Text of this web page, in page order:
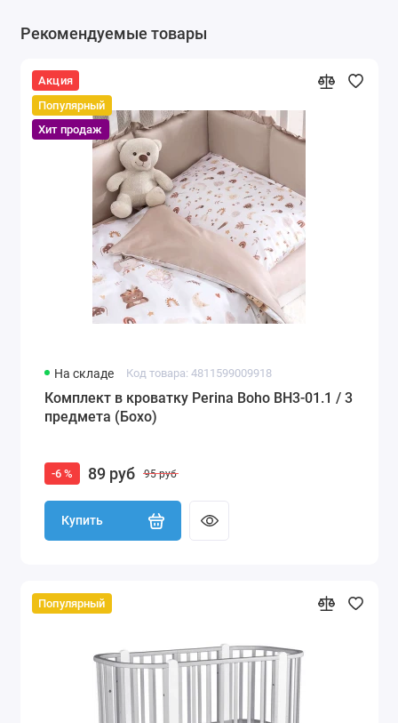
Рекомендуемые товары
Акция
Популярный
Хит продаж
На складе Код товара: 4811599009918
Комплект в кроватку Perina Boho BH3-01.1 / 3
предмета (Бохо)
-6 % 89 руб 95 руб
Купить
Популярный